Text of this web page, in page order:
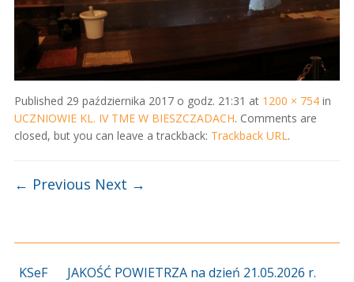
Published 29 października 2017 o godz. 21:31 at 1200 × 754in
UCZNIOWIE KL. IV TME W BIESZCZADACH. Comments are
closed, but you can leave a trackback: Trackback URL .
← Previous Next →
KSeF
JAKOŚĆ POWIETRZA na dzień 21.05.2026 r.